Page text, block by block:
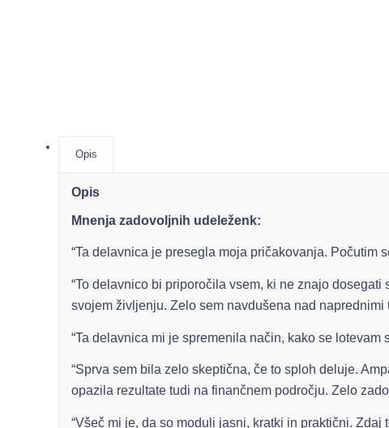
Opis
Opis
Mnenja zadovoljnih udeleženk:
“Ta delavnica je presegla moja pričakovanja. Počutim
“To delavnico bi priporočila vsem, ki ne znajo
svojem življenju. Zelo sem navdušena nad naprednimi
“Ta delavnica mi je spremenila način, kako se
“Sprva sem bila zelo skeptična, če to sploh deluje.
opazila rezultate tudi na finančnem področju. Zelo
“Všeč mi je, da so moduli jasni, kratki in praktični.